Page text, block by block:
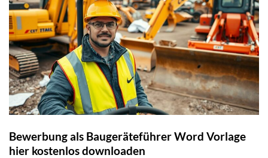
Bewerbung als Baugeräteführer Word Vorlage
hier kostenlos downloaden